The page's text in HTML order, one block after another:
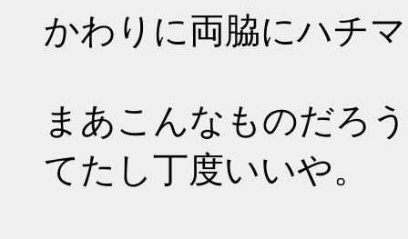
かわりに両脇にハチ
まあこんなものだろ
てたし丁度いいや。